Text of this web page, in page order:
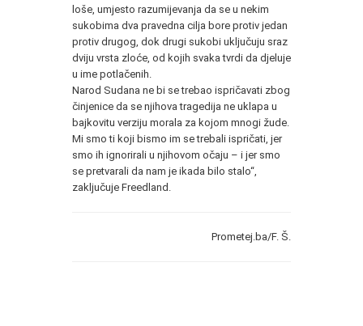
loše, umjesto razumijevanja da se u nekim
sukobima dva pravedna cilja bore protiv jedan
protiv drugog, dok drugi sukobi uključuju sraz
dviju vrsta zloće, od kojih svaka tvrdi da djeluje
u ime potlačenih.
Narod Sudana ne bi se trebao ispričavati zbog
činjenice da se njihova tragedija ne uklapa u
bajkovitu verziju morala za kojom mnogi žude.
Mi smo ti koji bismo im se trebali ispričati, jer
smo ih ignorirali u njihovom očaju – i jer smo
se pretvarali da nam je ikada bilo stalo“,
zaključuje Freedland.
Prometej.ba/F. Š.